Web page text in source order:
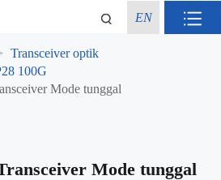
EN
Transceiver optik
100G
Mode tunggal
Mode tunggal